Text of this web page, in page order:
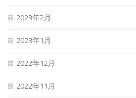
2023年2月
2023年1月
2022年12月
2022年11月